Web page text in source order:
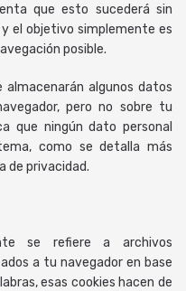
que esto sucederá sin
el objetivo simplemente es
posible.
almacenarán algunos datos
pero no sobre tu
que ningún dato personal
como se detalla más
de privacidad.
se refiere a archivos
a tu navegador en base
esas cookies hacen de